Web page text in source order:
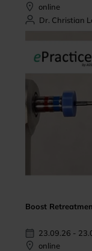
online
Dr. Christian
Boost
23.09.26 -
online